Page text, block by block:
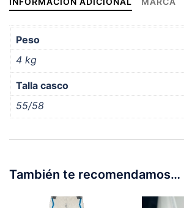
Peso
4 kg
Talla casco
55/58
También te recomendamos…